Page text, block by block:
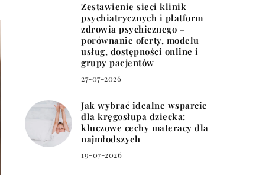
Zestawienie sieci klinik
psychiatrycznych i platform
zdrowia psychicznego –
porównanie oferty, modelu
usług, dostępności online i
grupy pacjentów
27-07-2026
Jak wybrać idealne wsparcie
dla kręgosłupa dziecka:
kluczowe cechy materacy dla
najmłodszych
19-07-2026